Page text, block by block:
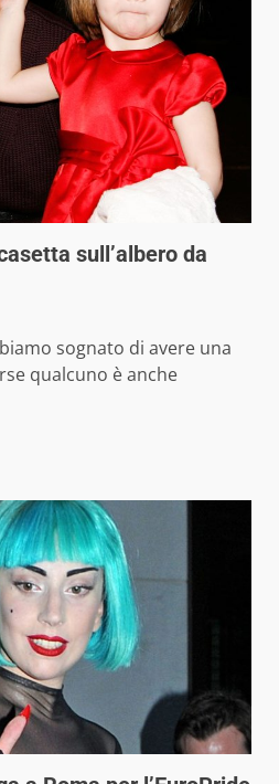
sull’albero da
sognato di avere una
qualcuno è anche